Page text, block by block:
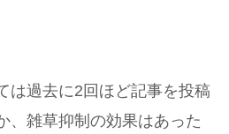
は過去に2回ほど記事を投稿
、雑草抑制の効果はあった